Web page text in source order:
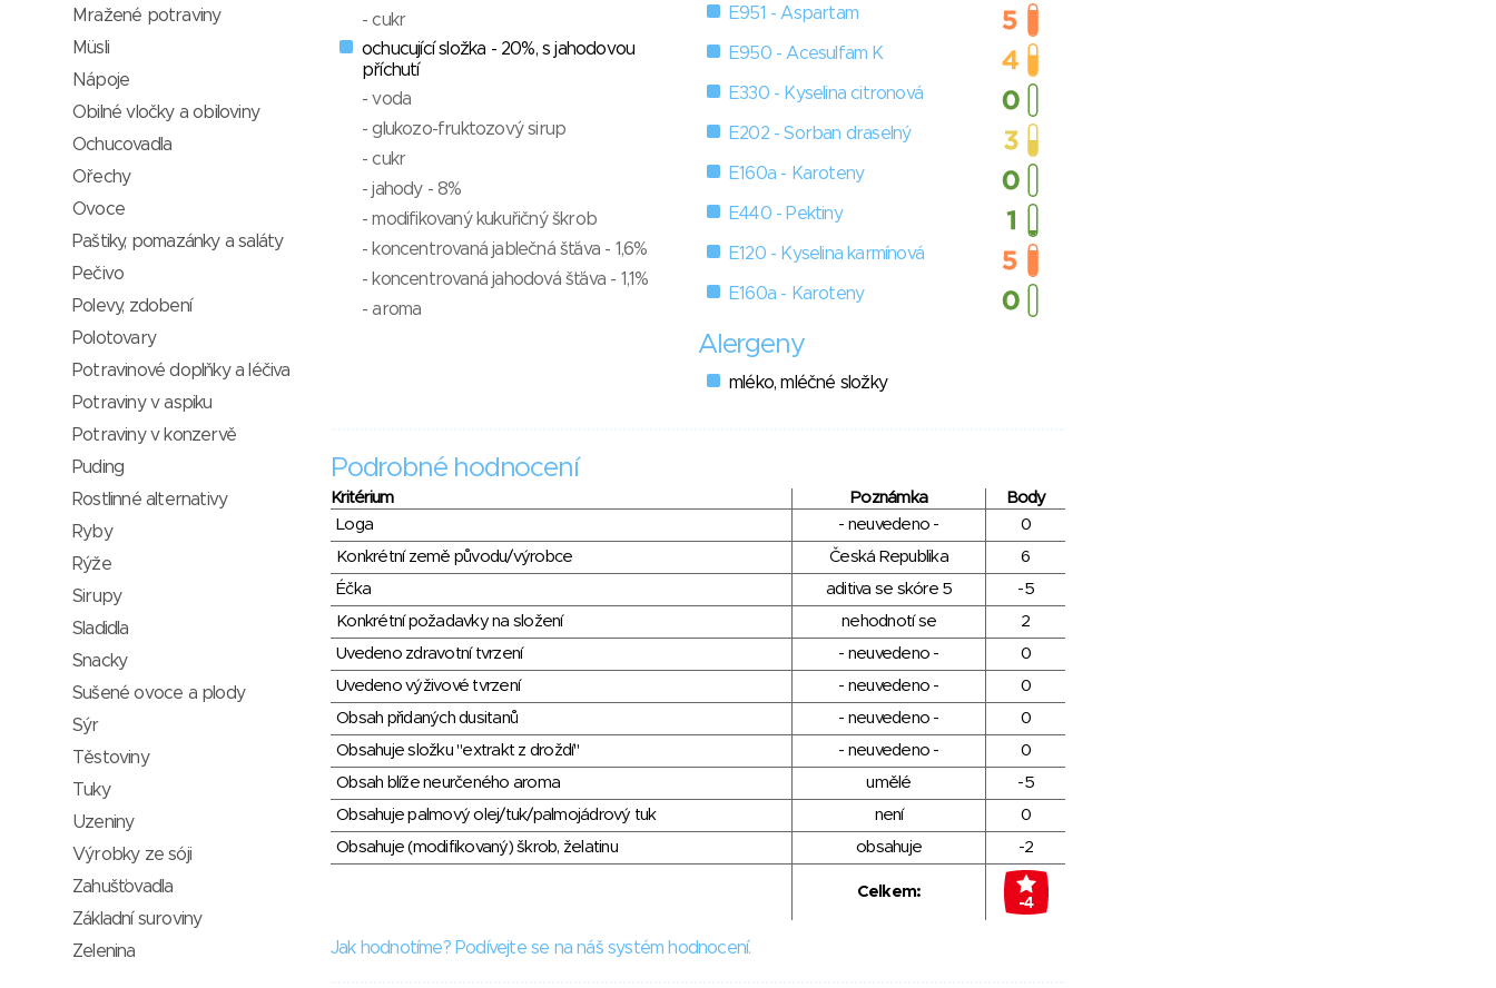
- cukr
ochucující složka - 20%, s jahodovou
příchutí
- voda
- glukozo-fruktozový sirup
- cukr
- jahody - 8%
- modifikovaný kukuřičný škrob
- koncentrovaná jablečná šťáva - 1,6%
- koncentrovaná jahodová šťáva - 1,1%
- aroma
E951 - Aspartam
E950 - Acesulfam K
E330 - Kyselina citronová
E202 - Sorban draselný
E160a - Karoteny
E440 - Pektiny
E120 - Kyselina karmínová
E160a - Karoteny
Alergeny
mléko, mléčné složky
Podrobné hodnocení
Kritérium Poznámka
Body
Loga
- neuvedeno -
0
Konkrétní země původu/výrobce
Česká Republika
6
Éčka
aditiva se skóre 5
-5
Konkrétní požadavky na složení
nehodnotí se
2
Uvedeno zdravotní tvrzení
- neuvedeno -
0
Uvedeno výživové tvrzení
- neuvedeno -
0
Obsah přidaných dusitanů
- neuvedeno -
0
Obsahuje složku "extrakt z droždí"
- neuvedeno -
0
Obsah blíže neurčeného aroma
umělé
-5
Obsahuje palmový olej/tuk/palmojádrový tuk
není
0
Obsahuje (modifikovaný) škrob, želatinu
obsahuje -2
Celkem:
-4
Jak hodnotíme? Podívejte se na náš systém hodnocení.
Mražené potraviny
Müsli
Nápoje
Obilné vločky a obiloviny
Ochucovadla
Ořechy
Ovoce
Paštiky, pomazánky a saláty
Pečivo
Polevy, zdobení
Polotovary
Potravinové doplňky a léčiva
Potraviny v aspiku
Potraviny v konzervě
Puding
Rostlinné alternativy
Ryby
Rýže
Sirupy
Sladidla
Snacky
Sušené ovoce a plody
Sýr
Těstoviny
Tuky
Uzeniny
Výrobky ze sóji
Zahušťovadla
Základní suroviny
Zelenina